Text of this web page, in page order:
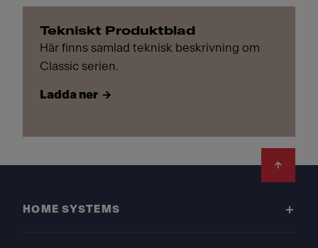
Tekniskt Produktblad
Här finns samlad teknisk beskrivning om
Classic serien.
Ladda ner
HOME SYSTEMS